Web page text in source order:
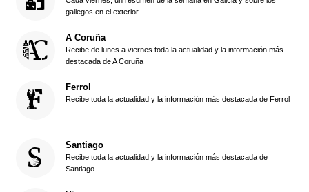
gallegos en el exterior
A Coruña
Recibe de lunes a viernes toda la actualidad y la información más
destacada de A Coruña
Ferrol
Recibe toda la actualidad y la información más destacada de Ferrol
Santiago
Recibe toda la actualidad y la información más destacada de
Santiago